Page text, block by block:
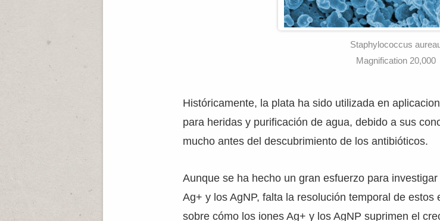
Staphylococcus
Magnification 20,000
Históricamente, la plata ha sido utilizada en
para heridas y purificación de agua, debido a sus
mucho antes del descubrimiento de los antibióticos.
Aunque se ha hecho un gran esfuerzo para
Ag+ y los AgNP, falta la resolución temporal de
sobre cómo los iones Ag+ y los AgNP suprimen el